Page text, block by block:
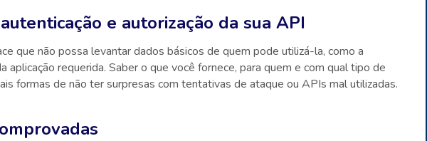
e autorização da sua API
que não possa levantar dados básicos de quem pode utilizá-la, como a
aplicação requerida. Saber o que você fornece, para quem e com qual tipo de
formas de não ter surpresas com tentativas de ataque ou APIs mal utilizadas.